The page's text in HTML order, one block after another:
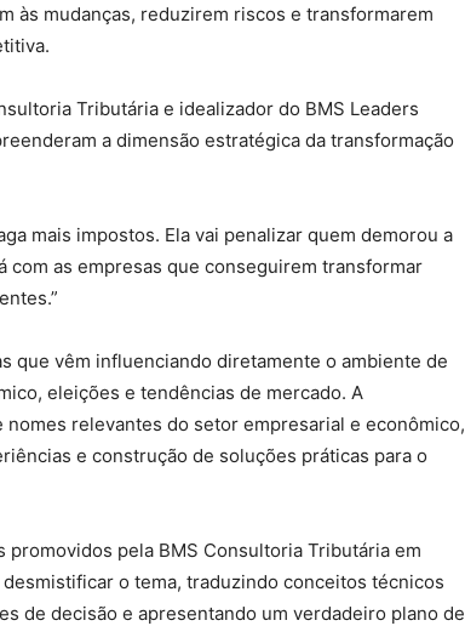
às mudanças, reduzirem riscos e transformarem
Tributária e idealizador do BMS Leaders
a dimensão estratégica da transformação
mais impostos. Ela vai penalizar quem demorou a
com as empresas que conseguirem transformar
que vêm influenciando diretamente o ambiente de
eleições e tendências de mercado. A
relevantes do setor empresarial e econômico,
e construção de soluções práticas para o
pela BMS Consultoria Tributária em
o tema, traduzindo conceitos técnicos
de decisão e apresentando um verdadeiro plano de